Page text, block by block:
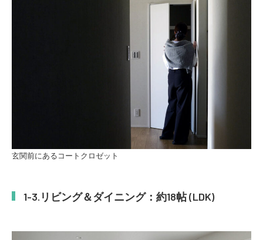
玄関前にあるコートクロゼット
リビング＆ダイニング：約18帖 (LDK)